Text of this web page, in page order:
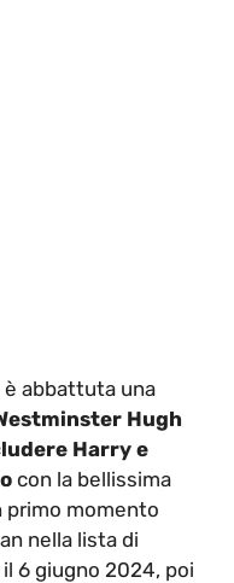
è abbattuta una
Hugh
Harry e
con la bellissima
primo momento
nella lista di
6 giugno 2024, poi